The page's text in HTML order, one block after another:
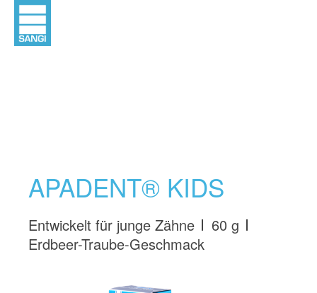
APADENT® KIDS
Entwickelt für junge Zähne
60 g
Erdbeer-Traube-Geschmack